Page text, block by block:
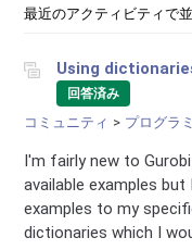
最近のアクティビティで
Using
回答済み
コミュニティ プログラ
I'm fairly new to
available examples
examples to my
dictionaries which I